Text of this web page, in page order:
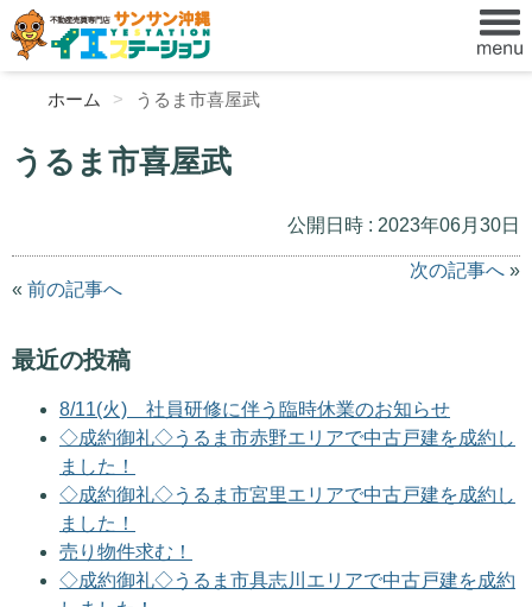
ホーム うるま市喜屋武
うるま市喜屋武
公開日時 : 2023年06月30日
« 前の記事へ
次の記事へ »
最近の投稿
8/11(火) 社員研修に伴う臨時休業のお知らせ
◇成約御礼◇うるま市赤野エリアで中古戸建を成約し
ました！
◇成約御礼◇うるま市宮里エリアで中古戸建を成約し
ました！
売り物件求む！
◇成約御礼◇うるま市具志川エリアで中古戸建を成約